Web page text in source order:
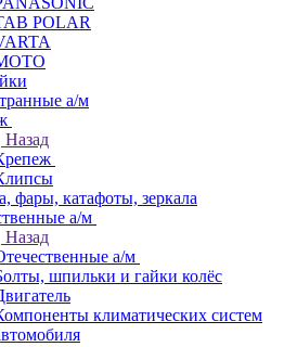
POLAR
а/м
Назад
фары, катафоты, зеркала
а/м
Назад
а/м
шпильки и гайки колёс
климатических систем